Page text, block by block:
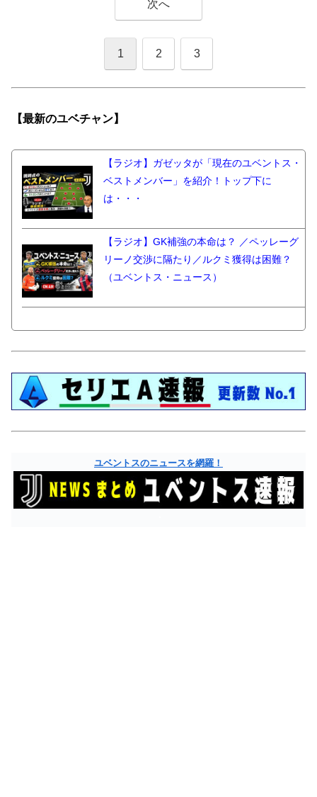
次へ
1 2 3
【最新のユベチャン】
【ラジオ】ガゼッタが「現在のユベントス・
ベストメンバー」を紹介！トップ下に
は・・・
【ラジオ】GK補強の本命は？ ／ペッレーグ
リーノ交渉に隔たり／ルクミ獲得は困難？
（ユベントス・ニュース）
ユベントスのニュースを網羅！